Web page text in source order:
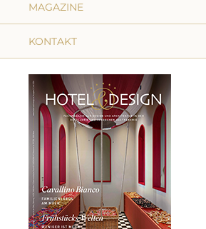
MAGAZINE
KONTAKT